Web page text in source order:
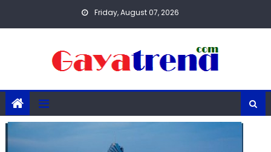
Friday, August 07, 2026